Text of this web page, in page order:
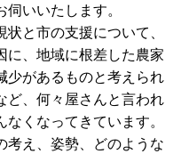
いいたします。
と市の支援について、
に、地域に根差した農家
少があるものと考えられ
ど、何々屋さんと言われ
くなってきています。
考え、姿勢、どのような